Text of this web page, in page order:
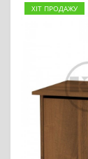
ХІТ ПРОДАЖУ